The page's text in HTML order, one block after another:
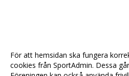
För att hemsidan ska fungera
cookies från SportAdmin. Dessa